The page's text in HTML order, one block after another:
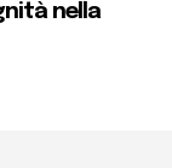
nella